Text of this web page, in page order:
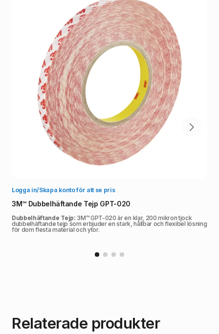
Logga in/Skapa konto för att se pris
3M™ Dubbelhäftande Tejp GPT-020
Dubbelhäftande Tejp: 3M™ GPT-020 är en klar, 200 mikron tjock
dubbelhäftande tejp som erbjuder en stark, hållbar och flexibel lösning
för dom flesta material och ytor.
Relaterade produkter